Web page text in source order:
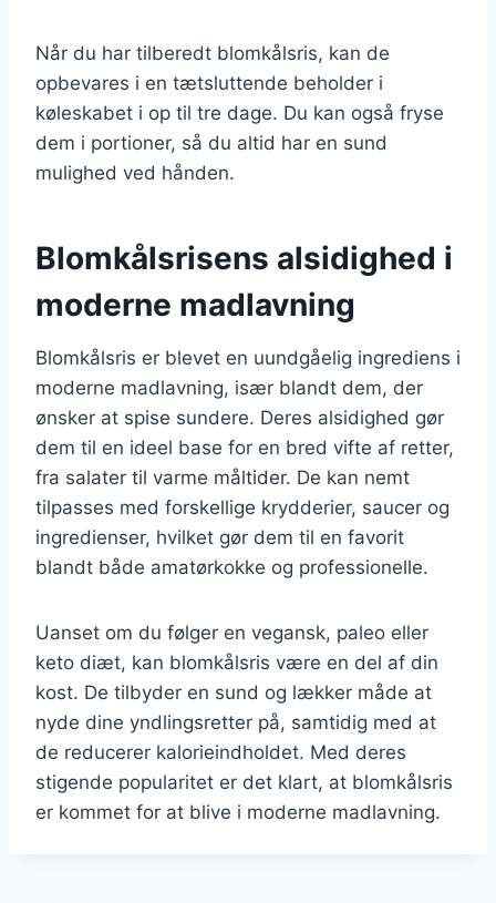
Når du har tilberedt blomkålsris, kan de
opbevares i en tætsluttende beholder i
køleskabet i op til tre dage. Du kan også fryse
dem i portioner, så du altid har en sund
mulighed ved hånden.
Blomkålsrisens alsidighed i
moderne madlavning
Blomkålsris er blevet en uundgåelig ingrediens i
moderne madlavning, især blandt dem, der
ønsker at spise sundere. Deres alsidighed gør
dem til en ideel base for en bred vifte af retter,
fra salater til varme måltider. De kan nemt
tilpasses med forskellige krydderier, saucer og
ingredienser, hvilket gør dem til en favorit
blandt både amatørkokke og professionelle.
Uanset om du følger en vegansk, paleo eller
keto diæt, kan blomkålsris være en del af din
kost. De tilbyder en sund og lækker måde at
nyde dine yndlingsretter på, samtidig med at
de reducerer kalorieindholdet. Med deres
stigende popularitet er det klart, at blomkålsris
er kommet for at blive i moderne madlavning.